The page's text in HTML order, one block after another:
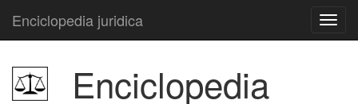
Enciclopedia juridica
Enciclopedia